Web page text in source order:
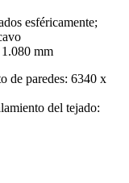
esféricamente;
mm
de paredes: 6340 x
del tejado: